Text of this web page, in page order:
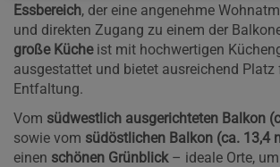
Essbereich, der eine angenehme
und direkten Zugang zu einem der
große Kücheist mit hochwertigen
ausgestattet und bietet ausreichend
Entfaltung.
Vom südwestlich ausgerichteten Balkon
sowie vom südöstlichen Balkon (ca. 13,4
einen schönen Grünblick– ideale Orte,